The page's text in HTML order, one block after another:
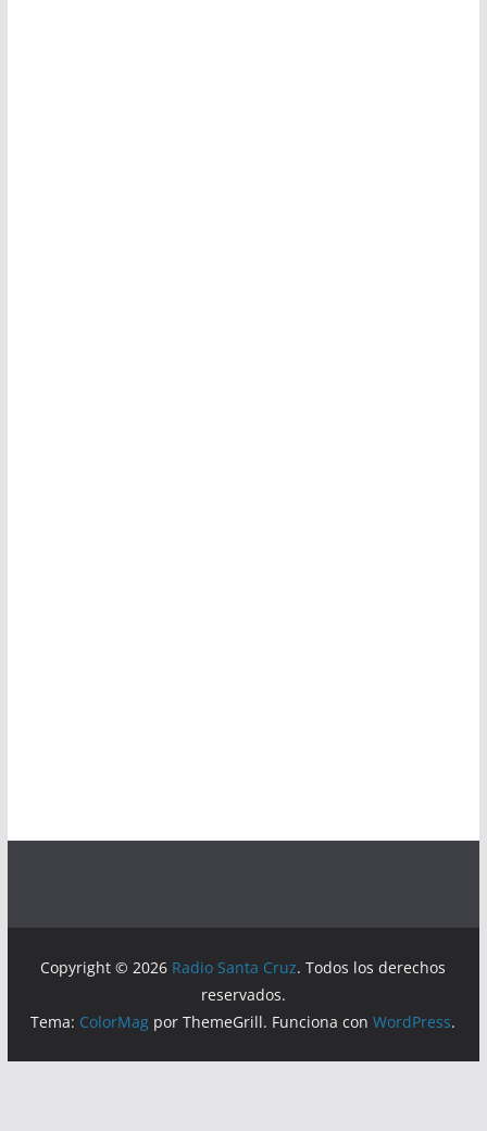
Copyright © 2026 Radio Santa Cruz. Todos los derechos
reservados.
Tema: ColorMag por ThemeGrill. Funciona conWordPress.